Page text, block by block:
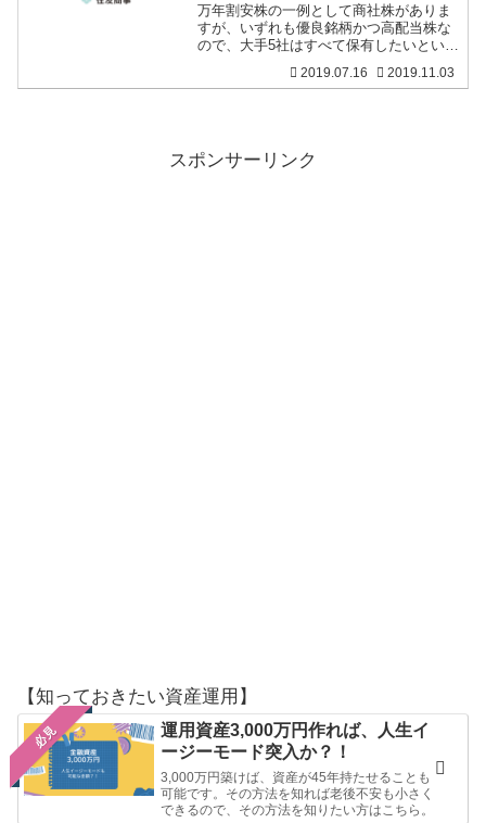
万年割安株の一例として商社株がありま
すが、いずれも優良銘柄かつ高配当株な
ので、大手5社はすべて保有したいという
非資源分野の利益ウェートが高いのが特
2019.07.16 2019.11.03
スポンサーリンク
【知っておきたい資産運用】
必見
運用資産3,000万円作れば、人生イ
ージーモード突入か？！
3,000万円築けば、資産が45年持たせることも
可能です。その方法を知れば老後不安も小さく
できるので、その方法を知りたい方はこちら。